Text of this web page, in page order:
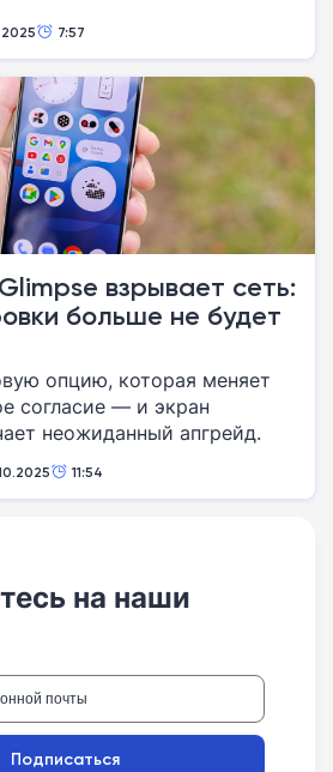
7:57
взрывает сеть:
больше не будет
опцию, которая меняет
согласие — и экран
неожиданный апгрейд.
11:54
на наши
Подписаться